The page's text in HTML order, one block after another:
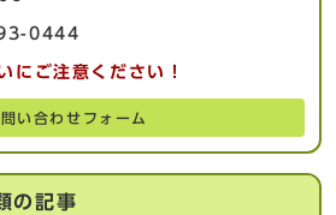
0444
にご注意ください！
い合わせフォーム
の記事